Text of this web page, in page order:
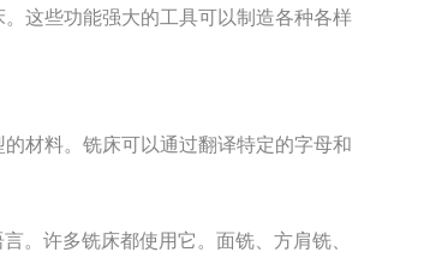
这些功能强大的工具可以制造各种各样
材料。铣床可以通过翻译特定的字母和
。许多铣床都使用它。面铣、方肩铣、